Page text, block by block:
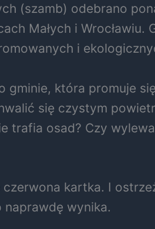
(szamb) odebrano
Małych i Wrocławiu.
i
która promuje
się czystym
osad? Czy
kartka. I
naprawdę wynika.